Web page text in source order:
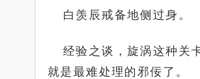
白羡辰戒备地侧过身。
经验之谈，旋涡这种关
就是最难处理的邪佞了。